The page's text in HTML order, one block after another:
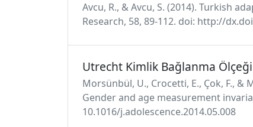
Avcu, R., & Avcu, S. (2014). Turkish
Research, 58, 89-112. doi: http://
Utrecht Kimlik Bağlanma Ölçeği
Morsünbül, U., Crocetti, E., Çok, F.,
Gender and age measurement
10.1016/j.adolescence.2014.05.008